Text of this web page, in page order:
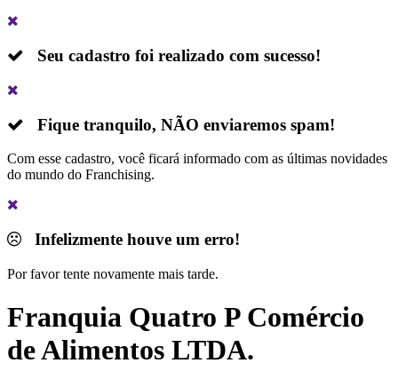
Seu cadastro foi realizado com sucesso!
Fique tranquilo, NÃO enviaremos spam!
Com esse cadastro, você ficará informado com as últimas novidades
do mundo do Franchising.
Infelizmente houve um erro!
Por favor tente novamente mais tarde.
Franquia Quatro P Comércio
de Alimentos LTDA.